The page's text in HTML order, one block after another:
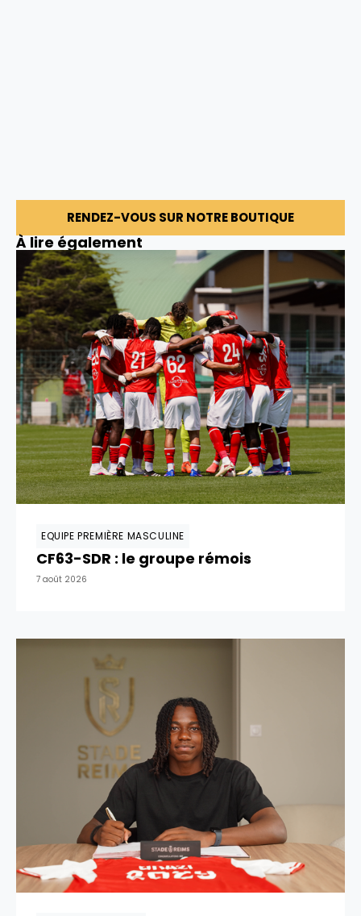
RENDEZ-VOUS SUR NOTRE BOUTIQUE
À lire également
EQUIPE PREMIÈRE MASCULINE
CF63-SDR : le groupe rémois
7 août 2026